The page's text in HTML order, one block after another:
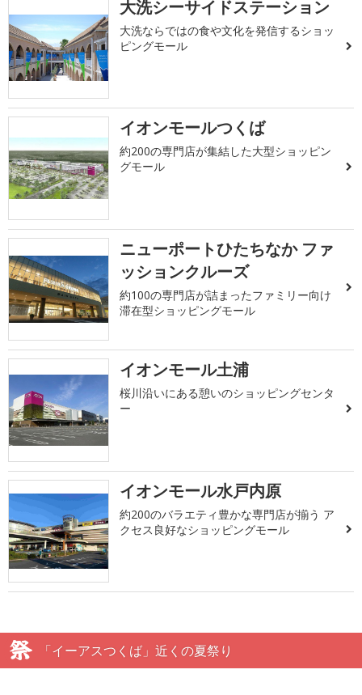
大洗シーサイドステーション
大洗ならではの食や文化を発信するショッ
ピングモール
イオンモールつくば
約200の専門店が集結した大型ショッピン
グモール
ニューポートひたちなか ファ
ッションクルーズ
約100の専門店が詰まったファミリー向け
滞在型ショッピングモール
イオンモール土浦
桜川沿いにある憩いのショッピングセンタ
ー
イオンモール水戸内原
約200のバラエティ豊かな専門店が揃う ア
クセス良好なショッピングモール
「イーアスつくば」近くの夏祭り